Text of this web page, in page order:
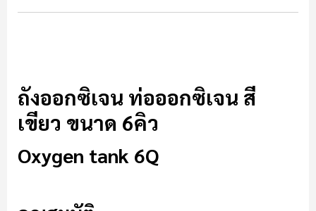
ถังออกซิเจน ท่อออกซิเจน สี
เขียว ขนาด 6คิว
Oxygen tank 6Q